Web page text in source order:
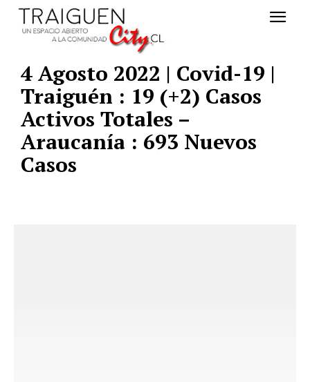
4 Agosto 2022 | Covid-19 |
Traiguén : 19 (+2) Casos
Activos Totales –
Araucanía : 693 Nuevos
Casos